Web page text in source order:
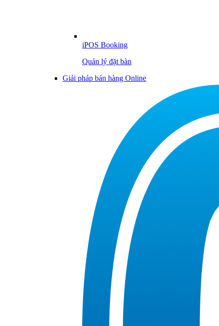
iPOS Booking
Quản lý đặt bàn
Giải pháp bán hàng Online